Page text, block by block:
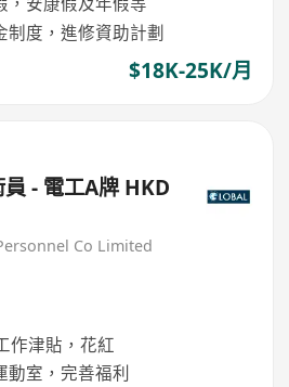
制度，進修資助計劃
$18K-25K/月
- 電工A牌 HKD
Co Limited
作津貼，花紅
動室，完善福利